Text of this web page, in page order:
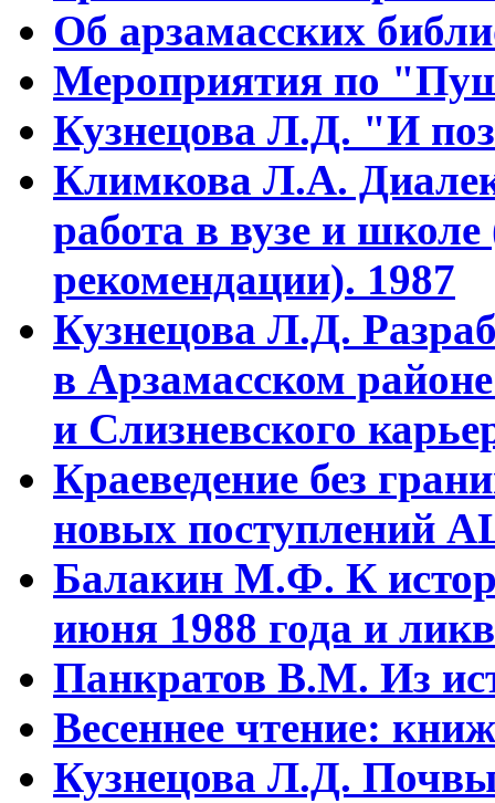
Об арзамасских
Мероприятия по
Кузнецова Л.Д. "И
Климкова Л.А.
работа в вузе и
рекомендации). 1987
Кузнецова Л.Д.
в Арзамасском
и Слизневского
Краеведение без
новых поступлений
Балакин М.Ф. К
июня 1988 года и
Панкратов В.М. Из
Весеннее чтение:
Кузнецова Л.Д. Почвы